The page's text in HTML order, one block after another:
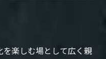
楽しむ場として広く親